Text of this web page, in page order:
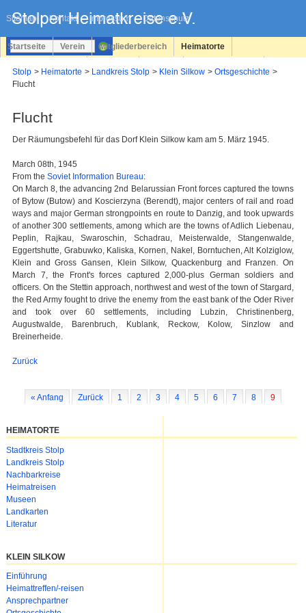
Sitemap Kontakt Impressum Datenschutz
überspringen
Startseite Verein Mitgliederbereich Heimatorte
Login
Stolp Heimatorte Landkreis Stolp Klein Silkow
Ortsgeschichte
Flucht
Flucht
Der Räumungsbefehl für das Dorf Klein Silkow kam am 5. März 1945.
March 08th, 1945
From the Soviet Information Bureau:
On March 8, the advancing 2nd Belarussian Front forces captured the towns
of Bytow (Butow) and Koscierzyna (Berendt), major centers of rail and road
ways and major German strongpoints en route to Danzig, and took upwards
of another 300 settlements, among which are the towns of Adlich Liebenau,
Peplin, Rajkau, Swaroschin, Schadrau, Meisterwalde, Stangenwalde,
Eggertshutte, Grabuwko, Kaliska, Kornen, Nakel, Borntuchen, Alt Kolziglow,
Klein and Gross Gansen, Klein Silkow, Quackenburg and Franzen. On
March 7, the Front's forces captured 2,000-plus German soldiers and
officers. On the Stettin approach, northwest and west of the town of Stargard,
the Red Army fought to drive the enemy from the east bank of the Oder River
and took over 60 settlements, including Lubzin, Christinenberg,
Augustwalde, Barenbruch, Kublank, Reckow, Kolow, Sinzlow and
Breinerheide.
Zurück
« Anfang Zurück 1 2 3 4 5 6 7 8 9
HEIMATORTE
Navigation
überspringen
Stadtkreis Stolp
Landkreis Stolp
Nachbarkreise
Heimatreisen
Museen
Landkarten
Literatur
KLEIN SILKOW
Navigation
überspringen
Einführung
Heimattreffen/-reisen
Ansprechpartner